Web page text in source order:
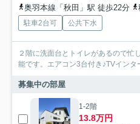
奥羽本線「秋田」駅 徒歩22分
駐車2台可 公共下水
２階に洗面台とトイレがあるので忙
能です。エアコン3台付き♪TVインタ
募集中の部屋
1-2階
13.8万円